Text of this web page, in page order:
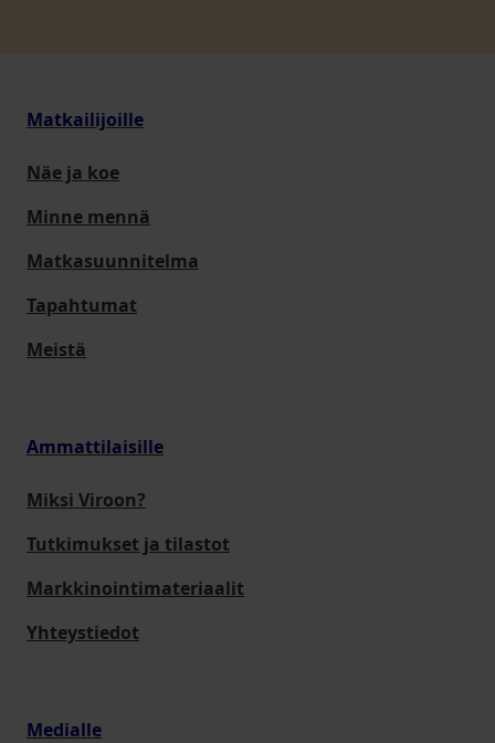
Matkailijoille
Näe ja koe
Minne mennä
Matkasuunnitelma
Tapahtumat
Meistä
Ammattilaisille
Miksi Viroon?
Tutkimukset ja tilastot
Markkinointimateriaalit
Yhteystiedot
Medialle